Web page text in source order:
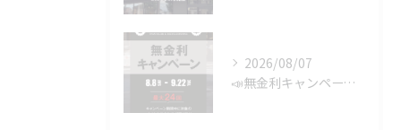
2026/08/07
📣無金利キャンペーン開催決定‼️